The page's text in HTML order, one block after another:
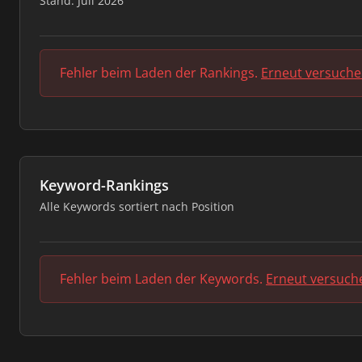
Fehler beim Laden der Rankings. Erneut
Keyword-Rankings
Alle Keywords sortiert nach Position
Fehler beim Laden der Keywords. Erneut